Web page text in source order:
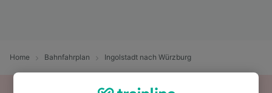
Home Bahnfahrplan Ingolstadt nach Würzburg